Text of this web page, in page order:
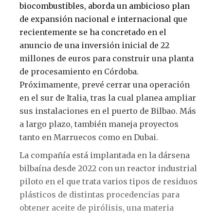
biocombustibles, aborda un ambicioso plan
de expansión nacional e internacional que
recientemente se ha concretado en el
anuncio de una inversión inicial de 22
millones de euros para construir una planta
de procesamiento en Córdoba.
Próximamente, prevé cerrar una operación
en el sur de Italia, tras la cual planea ampliar
sus instalaciones en el puerto de Bilbao. Más
a largo plazo, también maneja proyectos
tanto en Marruecos como en Dubai.
La compañía está implantada en la dársena
bilbaína desde 2022 con un reactor industrial
piloto en el que trata varios tipos de residuos
plásticos de distintas procedencias para
obtener aceite de pirólisis, una materia